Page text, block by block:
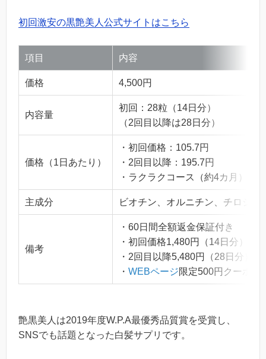
初回激安の黒艶美人公式サイトはこちら
項目 内容
価格 4,500円
内容量
初回：28粒（14日分）
（2回目以降は28日分）
価格（1日あたり）
・初回価格：105.7円
・2回目以降：195.7円
・ラクラクコース（約4カ月）：
主成分 ビオチン、オルニチン、チロシ
備考
・60日間全額返金保証付き
・初回価格1,480円（14日分）
・2回目以降5,480円（28日分）
・ WEBページ限定500円クーポン
艶黒美人は2019年度W.P.A最優秀品質賞を受賞し、
SNSでも話題となった白髪サプリです。